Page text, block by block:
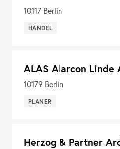
10117 Berlin
HANDEL
ALAS Alarcon Linde
10179 Berlin
PLANER
Herzog & Partner